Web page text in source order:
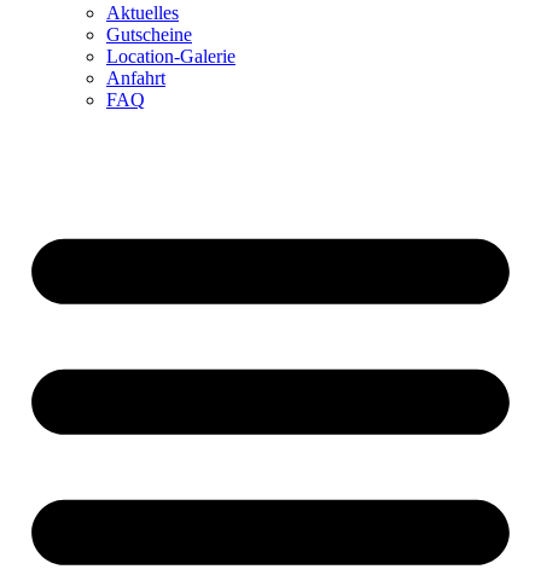
Aktuelles
Gutscheine
Location-Galerie
Anfahrt
FAQ